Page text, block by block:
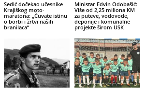
Sedić dočekao učesnike
Krajiškog moto-
maratona: „Čuvate istinu
o borbi i žrtvi naših
branilaca“
Ministar Edvin Odobašić:
Više od 2,25 miliona KM
za puteve, vodovode,
deponije i komunalne
projekte širom USK